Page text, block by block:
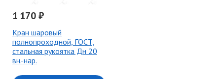
1 170 ₽
Кран шаровый
полнопроходной, ГОСТ,
стальная рукоятка Дн 20
вн.-нар.